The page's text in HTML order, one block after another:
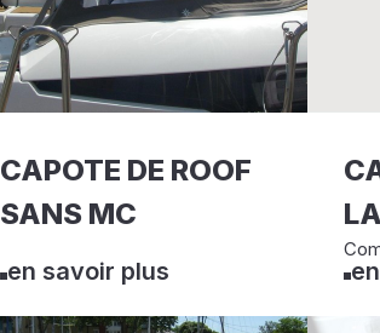
CAPOTE DE ROOF
SANS MC
en savoir plus